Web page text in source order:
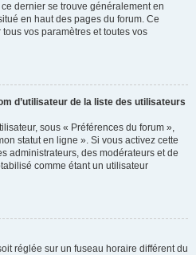
dernier se trouve généralement en
en haut des pages du forum. Ce
vos paramètres et toutes vos
d’utilisateur de la liste des utilisateurs
sous « Préférences du forum »,
statut en ligne ». Si vous activez cette
administrateurs, des modérateurs et de
comme étant un utilisateur
réglée sur un fuseau horaire différent du